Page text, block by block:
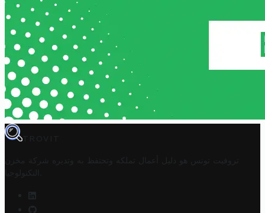
TROVIT
تروفيت تونس هو دليل أعمال تملكه وتحتفظ به وتديره
شركة مخزن
التكنولوجيا